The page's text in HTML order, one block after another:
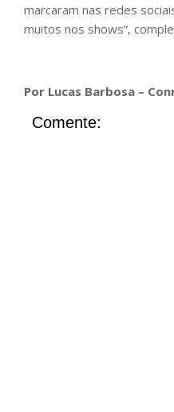
marcaram nas redes
muitos nos shows”,
Por Lucas Barbosa –
Comente: